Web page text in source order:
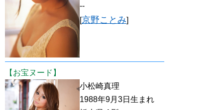
--
[京野ことみ]
【お宝ヌード】
小松崎真理
1988年9月3日生まれ